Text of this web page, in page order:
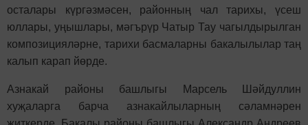
осталары күргәзмәсен, районның чал тарихы, үсеш
юллары, уңышлары, мәгърүр Чатыр Тау чагылдырылган
композицияләрне, тарихи басмаларны бакалылылар таң
калып карап йөрде.
Азнакай районы башлыгы Марсель Шәйдуллин
хуҗаларга барча азнакайлыларның сәламнәрен